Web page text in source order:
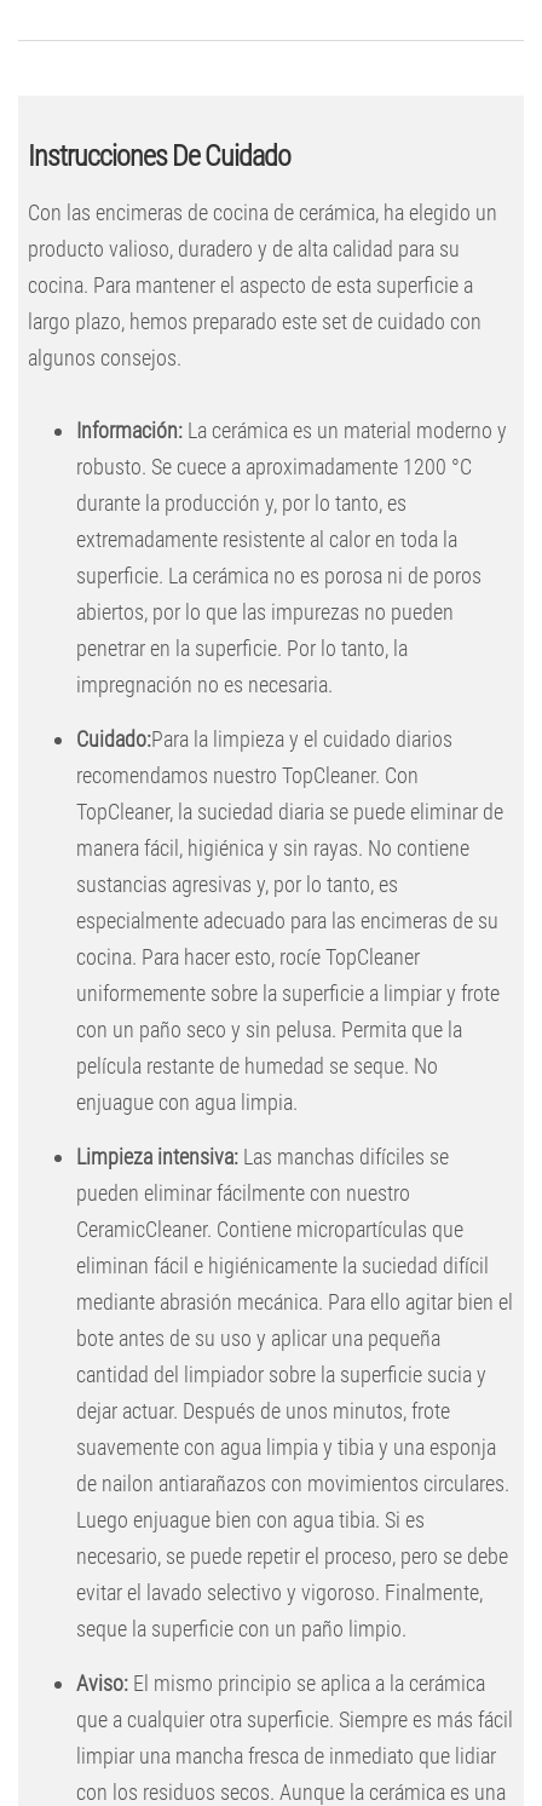
Instrucciones De Cuidado
Con las encimeras de cocina de cerámica, ha elegido un
producto valioso, duradero y de alta calidad para su
cocina. Para mantener el aspecto de esta superficie a
largo plazo, hemos preparado este set de cuidado con
algunos consejos.
Información: La cerámica es un material moderno y
robusto. Se cuece a aproximadamente 1200 °C
durante la producción y, por lo tanto, es
extremadamente resistente al calor en toda la
superficie. La cerámica no es porosa ni de poros
abiertos, por lo que las impurezas no pueden
penetrar en la superficie. Por lo tanto, la
impregnación no es necesaria.
Cuidado:Para la limpieza y el cuidado diarios
recomendamos nuestro TopCleaner. Con
TopCleaner, la suciedad diaria se puede eliminar de
manera fácil, higiénica y sin rayas. No contiene
sustancias agresivas y, por lo tanto, es
especialmente adecuado para las encimeras de su
cocina. Para hacer esto, rocíe TopCleaner
uniformemente sobre la superficie a limpiar y frote
con un paño seco y sin pelusa. Permita que la
película restante de humedad se seque. No
enjuague con agua limpia.
Limpieza intensiva: Las manchas difíciles se
pueden eliminar fácilmente con nuestro
CeramicCleaner. Contiene micropartículas que
eliminan fácil e higiénicamente la suciedad difícil
mediante abrasión mecánica. Para ello agitar bien el
bote antes de su uso y aplicar una pequeña
cantidad del limpiador sobre la superficie sucia y
dejar actuar. Después de unos minutos, frote
suavemente con agua limpia y tibia y una esponja
de nailon antiarañazos con movimientos circulares.
Luego enjuague bien con agua tibia. Si es
necesario, se puede repetir el proceso, pero se debe
evitar el lavado selectivo y vigoroso. Finalmente,
seque la superficie con un paño limpio.
Aviso: El mismo principio se aplica a la cerámica
que a cualquier otra superficie. Siempre es más fácil
limpiar una mancha fresca de inmediato que lidiar
con los residuos secos. Aunque la cerámica es una